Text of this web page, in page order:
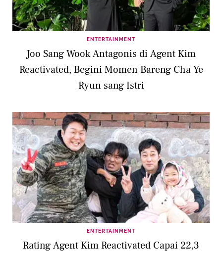
ENTERTAINMENT
Joo Sang Wook Antagonis di Agent Kim
Reactivated, Begini Momen Bareng Cha Ye
Ryun sang Istri
ENTERTAINMENT
Rating Agent Kim Reactivated Capai 22,3